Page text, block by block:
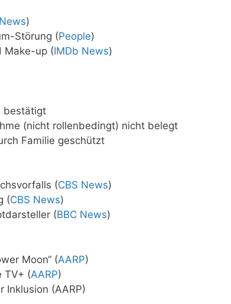
)
Störung (People)
Make-up (IMDb News)
bestätigt
(nicht rollenbedingt) nicht belegt
Familie geschützt
(CBS News)
(CBS News)
(BBC News)
Moon“ (AARP)
TV+ (AARP)
Inklusion (AARP)